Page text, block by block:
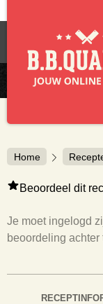
Home
Beoordeel dit
Je moet ingelogd
beoordeling achter